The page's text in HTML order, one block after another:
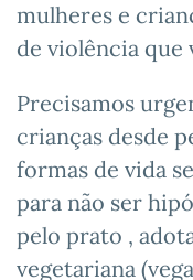
mulheres e
de violência que
Precisamos
crianças desde
formas de vida
para não ser
pelo prato ,
vegetariana